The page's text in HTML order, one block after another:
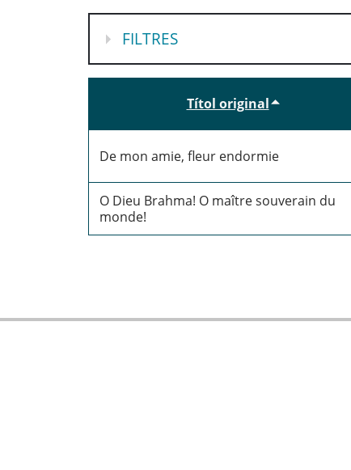
MOSTRA
FILTRES
Títol original
De mon amie, fleur endormie
O Dieu Brahma! O maître souverain du
monde!